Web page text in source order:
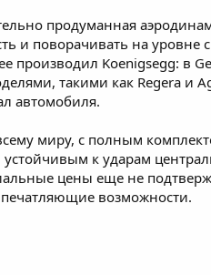
продуманная
и поворачивать на
производил Koenigsegg: в
такими как Regera и
автомобиля.
миру, с полным
устойчивым к ударам
цены еще не
возможности.